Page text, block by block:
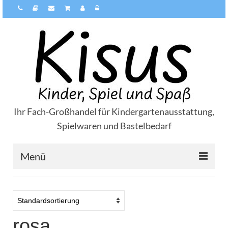
Ihr Fach-Großhandel für Kindergartenausstattung,
Spielwaren und Bastelbedarf
Menü
Zahlungsarten
Versandarten